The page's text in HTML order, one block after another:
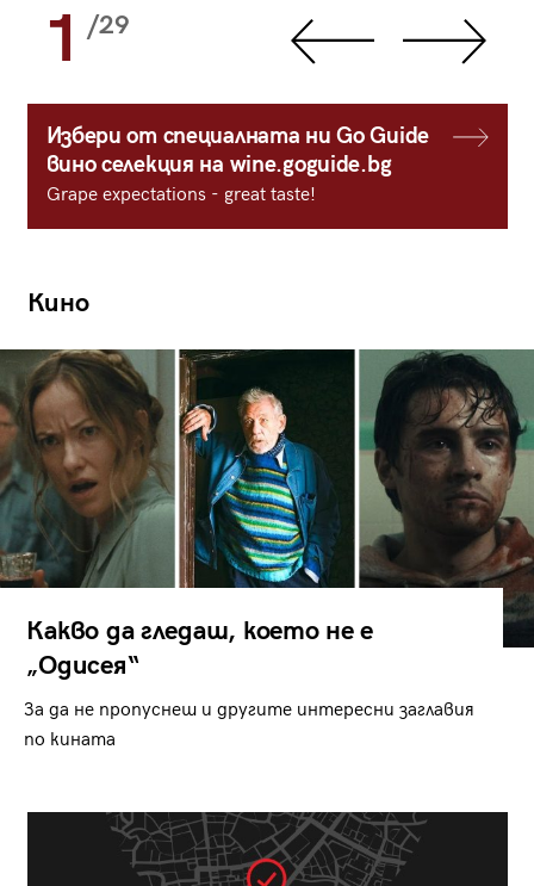
1 /29
Избери от специалната ни Go Guide
вино селекция на wine.goguide.bg
Grape expectations - great taste!
Кино
Какво да гледаш, което не е
„Одисея“
За да не пропуснеш и другите интересни заглавия
по кината